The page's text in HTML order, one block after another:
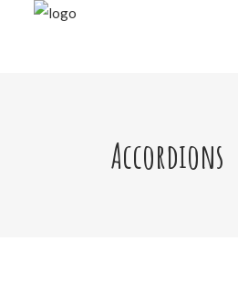
Accordions